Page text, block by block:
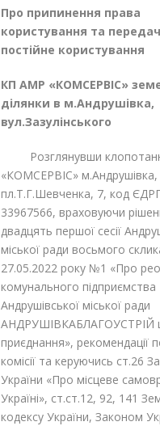
Про припинення права
користування та
постійне користування
КП АМР «КОМСЕРВІС»
ділянки в м.Андрушівка,
вул.Зазулінського
Розглянувши
«КОМСЕРВІС» м.Андрушівка,
пл.Т.Г.Шевченка, 7, код
33967566, враховуючи
двадцять першої сесії
міської ради восьмого
27.05.2022 року №1 «Про
комунального підприємства
Андрушівської міської ради
АНДРУШІВКАБЛАГОУСТРІЙ
приєднання», рекомендації
комісії та керуючись ст.26
України «Про місцеве
Україні», ст.ст.12, 92, 141
кодексу України, Законом